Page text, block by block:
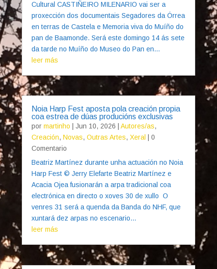
Cultural CASTIÑEIRO MILENARIO vai ser a
proxección dos documentais Segadores da Órrea
en terras de Castela e Memoria viva do Muíño do
pan de Baamonde. Será este domingo 14 ás sete
da tarde no Muíño do Museo do Pan en...
leer más
Noia Harp Fest aposta pola creación propia
coa estrea de dúas producións exclusivas
por martinho Jun 10, 2026 Autores/as,
Creación, Novas, Outras Artes, Xeral
| 0
Comentario
Beatriz Martínez durante unha actuación no Noia
Harp Fest © Jerry Elefarte Beatriz Martínez e
Acacia Ojea fusionarán a arpa tradicional coa
electrónica en directo o xoves 30 de xullo O
venres 31 será a quenda da Banda do NHF, que
xuntará dez arpas no escenario...
leer más